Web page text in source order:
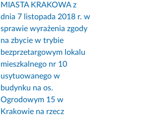
MIASTA KRAKOWA z
dnia 7 listopada 2018 r. w
sprawie wyrażenia zgody
na zbycie w trybie
bezprzetargowym lokalu
mieszkalnego nr 10
usytuowanego w
budynku na os.
Ogrodowym 15 w
Krakowie na rzecz